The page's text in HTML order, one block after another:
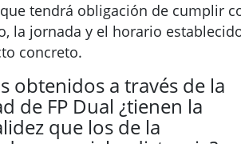
tendrá obligación de cumplir
la jornada y el horario
concreto.
obtenidos a través de la
de FP Dual ¿tienen la
que los de la